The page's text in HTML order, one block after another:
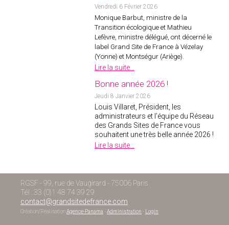
Vendredi 6 Février 2026
Monique Barbut, ministre de la
Transition écologique et Mathieu
Lefèvre, ministre délégué, ont décerné le
label Grand Site de France à Vézelay
(Yonne) et Montségur (Ariège).
Lire la suite...
Bonne année 2026 !
Jeudi 8 Janvier 2026
Louis Villaret, Président, les
administrateurs et l’équipe du Réseau
des Grands Sites de France vous
souhaitent une très belle année 2026 !
Lire la suite...
RGSF - 99, rue de Vaugirard - 75006 Paris
Tél : 33 (0)1 48 74 39 29
contact@grandsitedefrance.com
Création/RéalisationAgence-Panama - Administration - Login